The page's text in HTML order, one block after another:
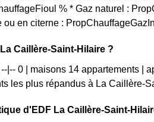
% * Gaz naturel :
en citerne :
Caillère-Saint-Hilaire ?
|-- 0 | maisons 14 appartements |
les plus répandus à La Caillère-
d'EDF La Caillère-Saint-